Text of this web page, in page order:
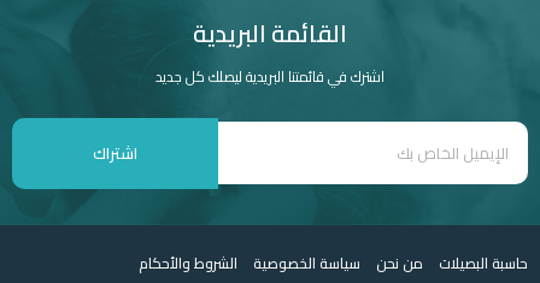
القائمة البريدية
اشترك في قائمتنا البريدية ليصلك كل جديد
اشتراك
حاسبة البصيلات من نحن سياسة الخصوصية الشروط والأحكام